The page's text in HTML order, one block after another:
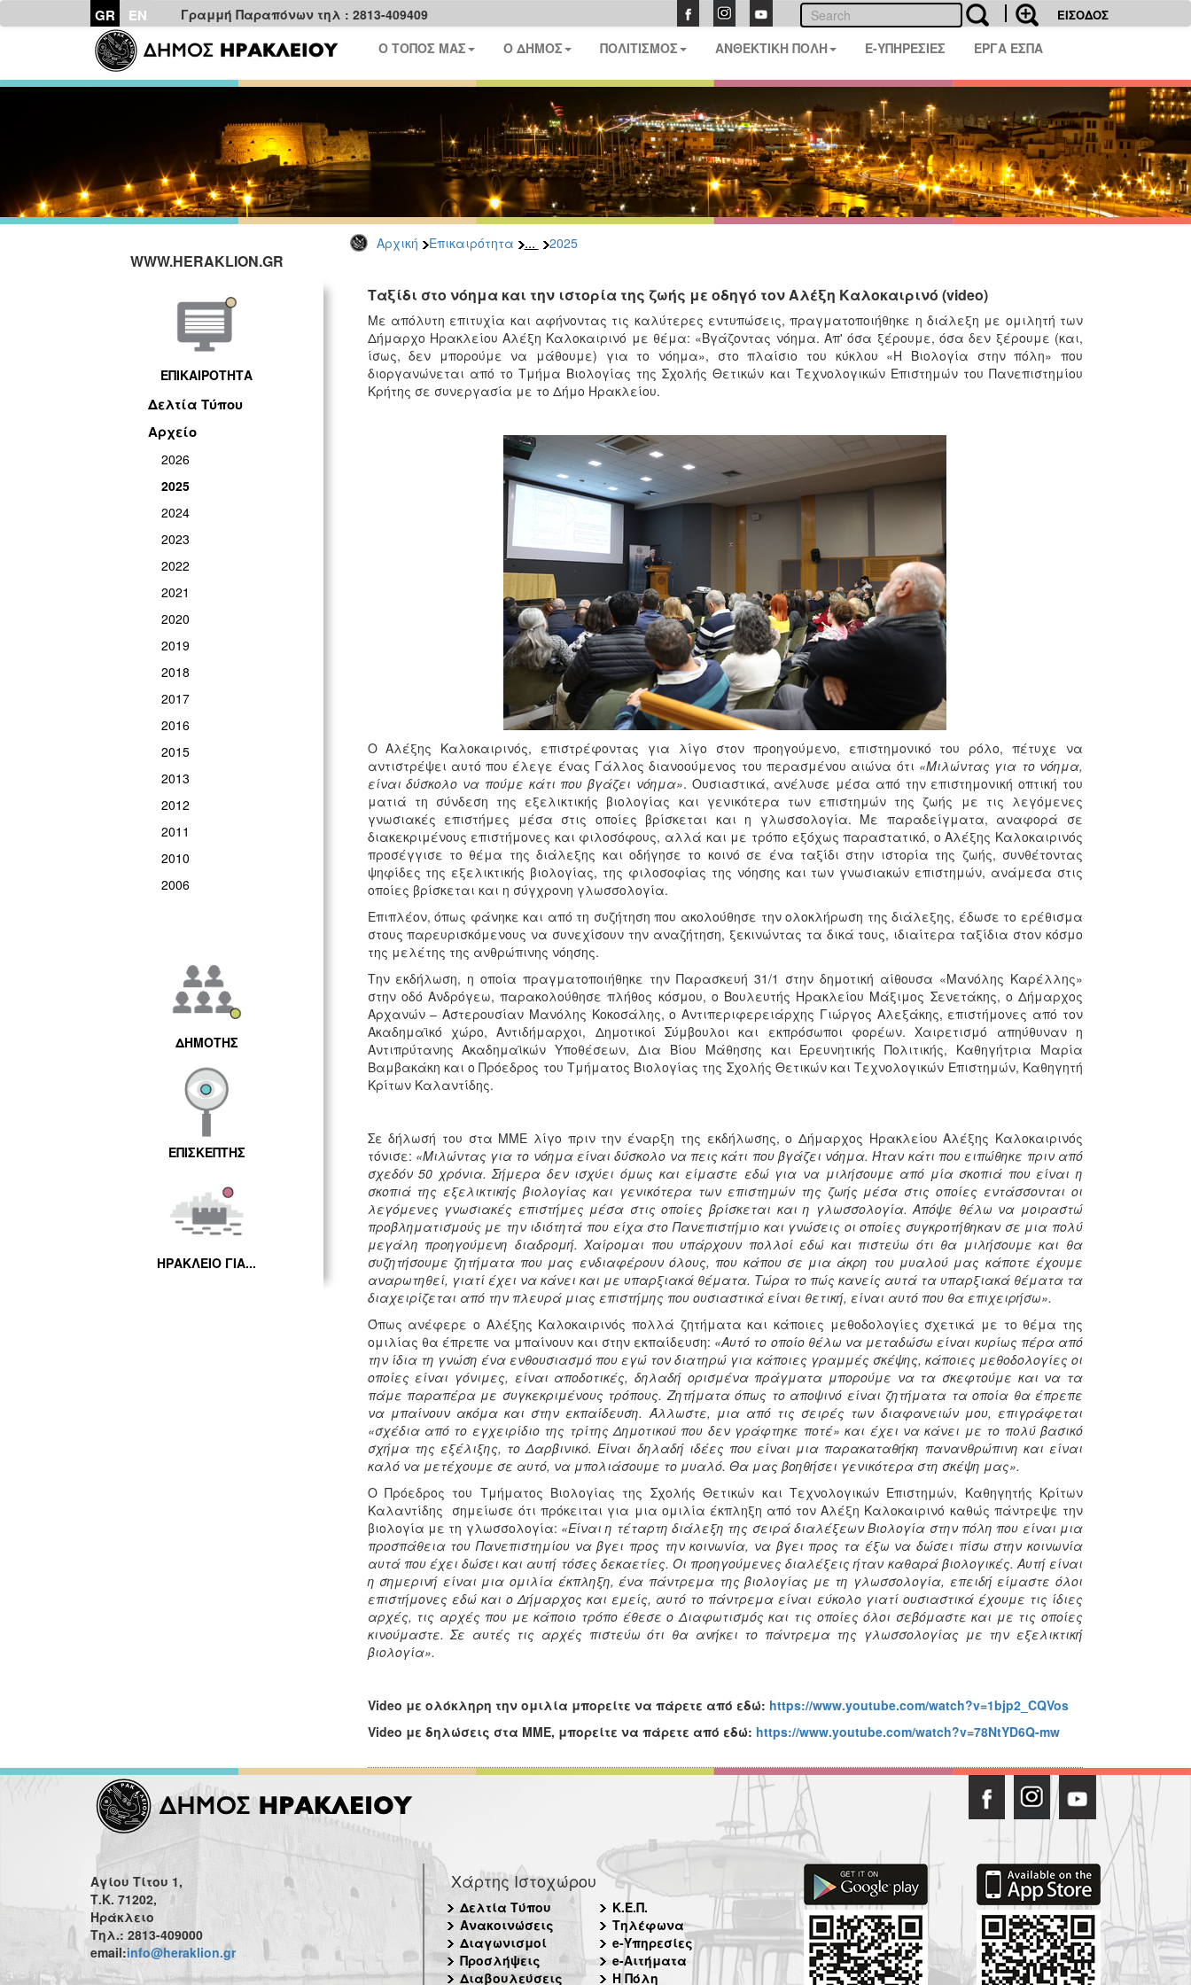
GR EN Γραμμή Παραπόνων τηλ : 2813-409409 ΕΙΣΟΔΟΣ
Ο ΤΟΠΟΣ ΜΑΣ Ο ΔΗΜΟΣ ΠΟΛΙΤΙΣΜΟΣ ΑΝΘΕΚΤΙΚΗ ΠΟΛΗ E-ΥΠΗΡΕΣΙΕΣ ΕΡΓΑ ΕΣΠΑ
Αρχική Επικαιρότητα ... 2025
WWW.HERAKLION.GR
ΕΠΙΚΑΙΡΟΤΗΤΑ
Δελτία Τύπου
Αρχείο
2026
2025
2024
2023
2022
2021
2020
2019
2018
2017
2016
2015
2013
2012
2011
2010
2006
ΔΗΜΟΤΗΣ
ΕΠΙΣΚΕΠΤΗΣ
ΗΡΑΚΛΕΙΟ ΓΙΑ...
Ταξίδι στο νόημα και την ιστορία της ζωής με οδηγό τον Αλέξη Καλοκαιρινό (video)
Με απόλυτη επιτυχία και αφήνοντας τις καλύτερες εντυπώσεις, πραγματοποιήθηκε η διάλεξη με ομιλητή των
Δήμαρχο Ηρακλείου Αλέξη Καλοκαιρινό με θέμα: «Βγάζοντας νόημα. Απ' όσα ξέρουμε, όσα δεν ξέρουμε (και,
ίσως, δεν μπορούμε να μάθουμε) για το νόημα», στο πλαίσιο του κύκλου «Η Βιολογία στην πόλη» που
διοργανώνεται από το Τμήμα Βιολογίας της Σχολής Θετικών και Τεχνολογικών Επιστημών του Πανεπιστημίου
Κρήτης σε συνεργασία με το Δήμο Ηρακλείου.
Ο Αλέξης Καλοκαιρινός, επιστρέφοντας για λίγο στον προηγούμενο, επιστημονικό του ρόλο, πέτυχε να
αντιστρέψει αυτό που έλεγε ένας Γάλλος διανοούμενος του περασμένου αιώνα ότι «Μιλώντας για το νόημα,
είναι δύσκολο να πούμε κάτι που βγάζει νόημα». Ουσιαστικά, ανέλυσε μέσα από την επιστημονική οπτική του
ματιά τη σύνδεση της εξελικτικής βιολογίας και γενικότερα των επιστημών της ζωής με τις λεγόμενες
γνωσιακές επιστήμες μέσα στις οποίες βρίσκεται και η γλωσσολογία. Με παραδείγματα, αναφορά σε
διακεκριμένους επιστήμονες και φιλοσόφους, αλλά και με τρόπο εξόχως παραστατικό, ο Αλέξης Καλοκαιρινός
προσέγγισε το θέμα της διάλεξης και οδήγησε το κοινό σε ένα ταξίδι στην ιστορία της ζωής, συνθέτοντας
ψηφίδες της εξελικτικής βιολογίας, της φιλοσοφίας της νόησης και των γνωσιακών επιστημών, ανάμεσα στις
οποίες βρίσκεται και η σύγχρονη γλωσσολογία.
Επιπλέον, όπως φάνηκε και από τη συζήτηση που ακολούθησε την ολοκλήρωση της διάλεξης, έδωσε το ερέθισμα
στους παρευρισκόμενους να συνεχίσουν την αναζήτηση, ξεκινώντας τα δικά τους, ιδιαίτερα ταξίδια στον κόσμο
της μελέτης της ανθρώπινης νόησης.
Την εκδήλωση, η οποία πραγματοποιήθηκε την Παρασκευή 31/1 στην δημοτική αίθουσα «Μανόλης Καρέλλης»
στην οδό Ανδρόγεω, παρακολούθησε πλήθος κόσμου, ο Βουλευτής Ηρακλείου Μάξιμος Σενετάκης, ο Δήμαρχος
Αρχανών – Αστερουσίαν Μανόλης Κοκοσάλης, ο Αντιπεριφερειάρχης Γιώργος Αλεξάκης, επιστήμονες από τον
Ακαδημαϊκό χώρο, Αντιδήμαρχοι, Δημοτικοί Σύμβουλοι και εκπρόσωποι φορέων. Χαιρετισμό απηύθυναν η
Αντιπρύτανης Ακαδημαϊκών Υποθέσεων, Δια Βίου Μάθησης και Ερευνητικής Πολιτικής, Καθηγήτρια Μαρία
Βαμβακάκη και ο Πρόεδρος του Τμήματος Βιολογίας της Σχολής Θετικών και Τεχνολογικών Επιστημών, Καθηγητή
Κρίτων Καλαντίδης.
Σε δήλωσή του στα ΜΜΕ λίγο πριν την έναρξη της εκδήλωσης, ο Δήμαρχος Ηρακλείου Αλέξης Καλοκαιρινός
τόνισε: «Μιλώντας για το νόημα είναι δύσκολο να πεις κάτι που βγάζει νόημα. Ήταν κάτι που ειπώθηκε πριν από
σχεδόν 50 χρόνια. Σήμερα δεν ισχύει όμως και είμαστε εδώ για να μιλήσουμε από μία σκοπιά που είναι η
σκοπιά της εξελικτικής βιολογίας και γενικότερα των επιστημών της ζωής μέσα στις οποίες εντάσσονται οι
λεγόμενες γνωσιακές επιστήμες μέσα στις οποίες βρίσκεται και η γλωσσολογία. Απόψε θέλω να μοιραστώ
προβληματισμούς με την ιδιότητά που είχα στο Πανεπιστήμιο και γνώσεις οι οποίες συγκροτήθηκαν σε μια πολύ
μεγάλη προηγούμενη διαδρομή. Χαίρομαι που υπάρχουν πολλοί εδώ και πιστεύω ότι θα μιλήσουμε και θα
συζητήσουμε ζητήματα που μας ενδιαφέρουν όλους, που κάπου σε μια άκρη του μυαλού μας κάποτε έχουμε
αναρωτηθεί, γιατί έχει να κάνει και με υπαρξιακά θέματα. Τώρα το πώς κανείς αυτά τα υπαρξιακά θέματα τα
διαχειρίζεται από την πλευρά μιας επιστήμης που ουσιαστικά είναι θετική, είναι αυτό που θα επιχειρήσω».
Όπως ανέφερε ο Αλέξης Καλοκαιρινός πολλά ζητήματα και κάποιες μεθοδολογίες σχετικά με το θέμα της
ομιλίας θα έπρεπε να μπαίνουν και στην εκπαίδευση: «Αυτό το οποίο θέλω να μεταδώσω είναι κυρίως πέρα από
την ίδια τη γνώση ένα ενθουσιασμό που εγώ τον διατηρώ για κάποιες γραμμές σκέψης, κάποιες μεθοδολογίες οι
οποίες είναι γόνιμες, είναι αποδοτικές, δηλαδή ορισμένα πράγματα μπορούμε να τα σκεφτούμε και να τα
πάμε παραπέρα με συγκεκριμένους τρόπους. Ζητήματα όπως το αποψινό είναι ζητήματα τα οποία θα έπρεπε
να μπαίνουν ακόμα και στην εκπαίδευση. Άλλωστε, μια από τις σειρές των διαφανειών μου, επιγράφεται
«σχέδια από το εγχειρίδιο της τρίτης Δημοτικού που δεν γράφτηκε ποτέ» και έχει να κάνει με το πολύ βασικό
σχήμα της εξέλιξης, το Δαρβινικό. Είναι δηλαδή ιδέες που είναι μια παρακαταθήκη πανανθρώπινη και είναι
καλό να μετέχουμε σε αυτό, να μπολιάσουμε το μυαλό. Θα μας βοηθήσει γενικότερα στη σκέψη μας».
Ο Πρόεδρος του Τμήματος Βιολογίας της Σχολής Θετικών και Τεχνολογικών Επιστημών, Καθηγητής Κρίτων
Καλαντίδης σημείωσε ότι πρόκειται για μια ομιλία έκπληξη από τον Αλέξη Καλοκαιρινό καθώς πάντρεψε την
βιολογία με τη γλωσσολογία: «Είναι η τέταρτη διάλεξη της σειρά διαλέξεων Βιολογία στην πόλη που είναι μια
προσπάθεια του Πανεπιστημίου να βγει προς την κοινωνία, να βγει προς τα έξω να δώσει πίσω στην κοινωνία
αυτά που έχει δώσει και αυτή τόσες δεκαετίες. Οι προηγούμενες διαλέξεις ήταν καθαρά βιολογικές. Αυτή είναι
η σημερινή είναι μια ομιλία έκπληξη, ένα πάντρεμα της βιολογίας με τη γλωσσολογία, επειδή είμαστε όλοι
επιστήμονες εδώ και ο Δήμαρχος και εμείς, αυτό το πάντρεμα είναι εύκολο γιατί ουσιαστικά έχουμε τις ίδιες
αρχές, τις αρχές που με κάποιο τρόπο έθεσε ο Διαφωτισμός και τις οποίες όλοι σεβόμαστε και με τις οποίες
κινούμαστε. Σε αυτές τις αρχές πιστεύω ότι θα ανήκει το πάντρεμα της γλωσσολογίας με την εξελικτική
βιολογία».
Video με ολόκληρη την ομιλία μπορείτε να πάρετε από εδώ: https://www.youtube.com/watch?v=1bjp2_CQVos
Video με δηλώσεις στα ΜΜΕ, μπορείτε να πάρετε από εδώ: https://www.youtube.com/watch?v=78NtYD6Q-mw
Αγίου Τίτου 1,
Τ.Κ. 71202,
Ηράκλειο
Τηλ.: 2813-409000
email:info@heraklion.gr
Χάρτης Ιστοχώρου
Δελτία Τύπου
Ανακοινώσεις
Διαγωνισμοί
Προσλήψεις
Διαβουλεύσεις
Κ.Ε.Π.
Τηλέφωνα
e-Υπηρεσίες
e-Αιτήματα
Η Πόλη